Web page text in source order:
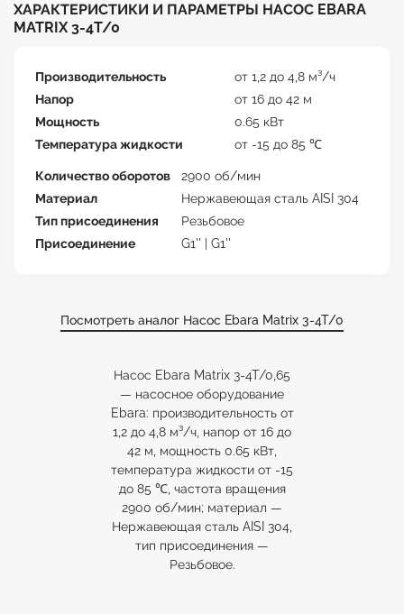
ХАРАКТЕРИСТИКИ И ПАРАМЕТРЫ НАСОС EBARA
MATRIX 3-4T/0
Производительность
от 1,2 до 4,8 м³/ч
Напор
от 16 до 42 м
Мощность
0.65 кВт
Температура жидкости
от -15 до 85 ℃
Количество оборотов
2900 об/мин
Материал
Нержавеющая сталь AISI 304
Тип присоединения
Резьбовое
Присоединение
G1'' | G1''
Посмотреть аналог Насос Ebara Matrix 3-4T/0
Насос Ebara Matrix 3-4T/0,65
— насосное оборудование
Ebara: производительность от
1,2 до 4,8 м³/ч, напор от 16 до
42 м, мощность 0.65 кВт,
температура жидкости от -15
до 85 ℃, частота вращения
2900 об/мин; материал —
Нержавеющая сталь AISI 304,
тип присоединения —
Резьбовое.